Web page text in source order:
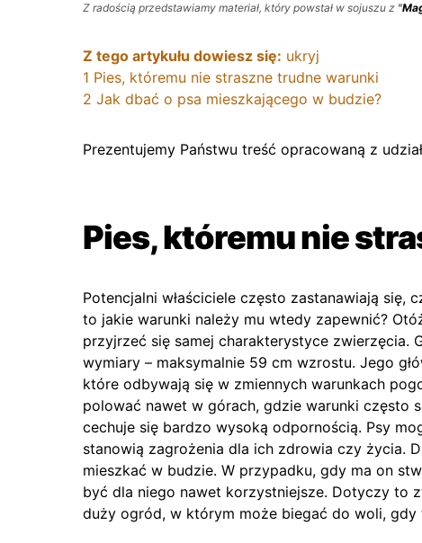
Z radością przedstawiamy materiał, który powstał w sojuszu z "
Z tego artykułu dowiesz się: ukryj
1 Pies, któremu nie straszne trudne warunki
2 Jak dbać o psa mieszkającego w budzie?
Prezentujemy Państwu treść opracowaną z
Pies, któremu nie
Potencjalni właściciele często zastanawiają
to jakie warunki należy mu wtedy zapewnić?
przyjrzeć się samej charakterystyce zwierzęcia.
wymiary – maksymalnie 59 cm wzrostu. Jego
które odbywają się w zmiennych warunkach
polować nawet w górach, gdzie warunki często
cechuje się bardzo wysoką odpornością. Psy
stanowią zagrożenia dla ich zdrowia czy życia.
mieszkać w budzie. W przypadku, gdy ma on
być dla niego nawet korzystniejsze. Dotyczy to
duży ogród, w którym może biegać do woli, gdy